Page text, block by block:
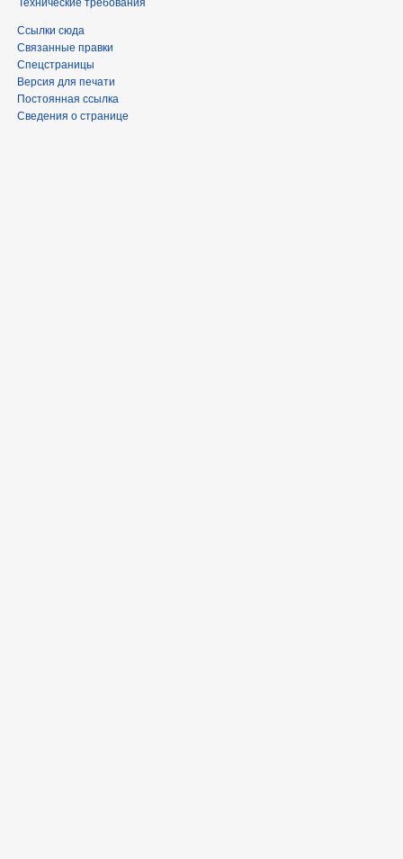
Технические требования
Ссылки сюда
Связанные правки
Спецстраницы
Версия для печати
Постоянная ссылка
Сведения о странице